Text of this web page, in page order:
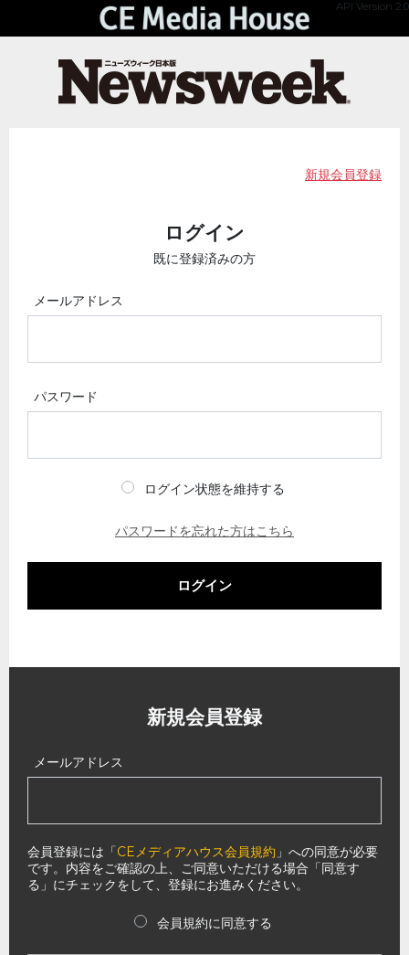
API Version 2.0
新規会員登録
ログイン
既に登録済みの方
メールアドレス
パスワード
ログイン状態を維持する
パスワードを忘れた方はこちら
ログイン
新規会員登録
メールアドレス
会員登録には「CEメディアハウス会員規約 」への同意が必要
です。内容をご確認の上、ご同意いただける場合「同意す
る」にチェックをして、登録にお進みください。
会員規約に同意する